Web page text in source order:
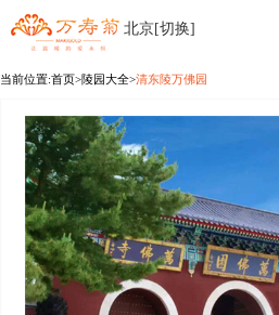
北京[切换]
当前位置:首页>陵园大全>清东陵万佛园